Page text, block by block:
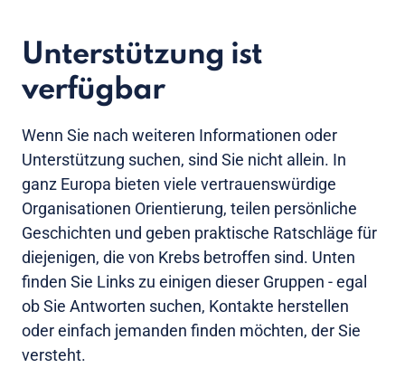
Unterstützung ist
verfügbar
Wenn Sie nach weiteren Informationen oder
Unterstützung suchen, sind Sie nicht allein. In
ganz Europa bieten viele vertrauenswürdige
Organisationen Orientierung, teilen persönliche
Geschichten und geben praktische Ratschläge für
diejenigen, die von Krebs betroffen sind. Unten
finden Sie Links zu einigen dieser Gruppen - egal
ob Sie Antworten suchen, Kontakte herstellen
oder einfach jemanden finden möchten, der Sie
versteht.